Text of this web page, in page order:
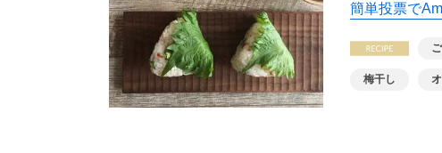
簡単投票で
梅干し